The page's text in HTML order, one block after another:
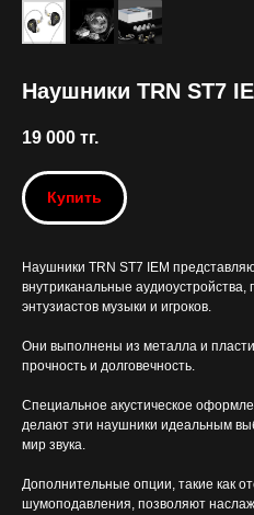
Наушники TRN ST7
19 000 тг.
Купить
Наушники TRN ST7 IEM
внутриканальные
энтузиастов музыки и игроков.
Они выполнены из металла и
прочность и долговечность.
Специальное акустическое
делают эти наушники идеальным
мир звука.
Дополнительные опции, такие как
шумоподавления, позволяют